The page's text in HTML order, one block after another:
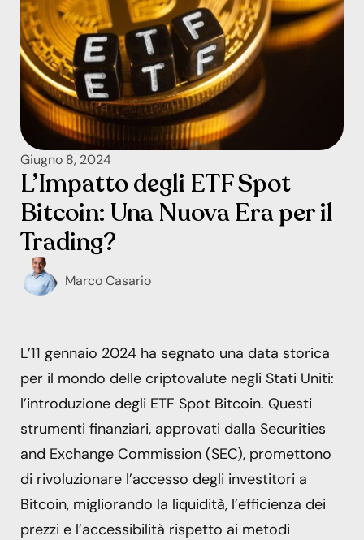
Giugno 8, 2024
L’Impatto degli ETF Spot
Bitcoin: Una Nuova Era per il
Trading?
Marco Casario
L’11 gennaio 2024 ha segnato una data storica
per il mondo delle criptovalute negli Stati Uniti:
l’introduzione degli ETF Spot Bitcoin. Questi
strumenti finanziari, approvati dalla Securities
and Exchange Commission (SEC), promettono
di rivoluzionare l’accesso degli investitori a
Bitcoin, migliorando la liquidità, l’efficienza dei
prezzi e l’accessibilità rispetto ai metodi